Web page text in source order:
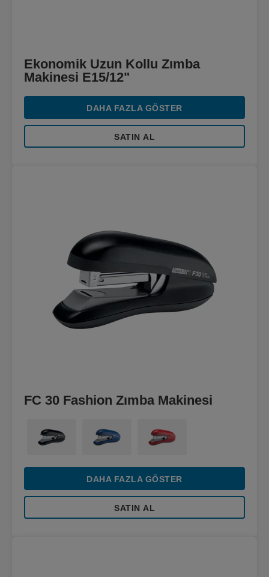
Ekonomik Uzun Kollu Zımba
Makinesi E15/12"
DAHA FAZLA GÖSTER
SATIN AL
FC 30 Fashion Zımba Makinesi
DAHA FAZLA GÖSTER
SATIN AL